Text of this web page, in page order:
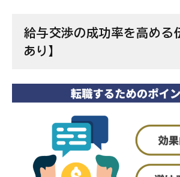
給与交渉の成功率を高める
あり】